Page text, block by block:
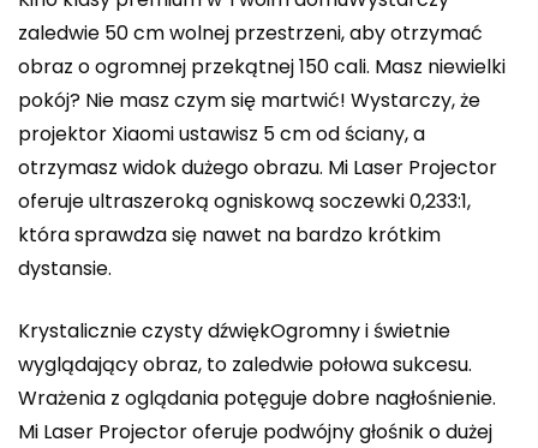
zaledwie 50 cm wolnej przestrzeni, aby otrzymać
obraz o ogromnej przekątnej 150 cali. Masz niewielki
pokój? Nie masz czym się martwić! Wystarczy, że
projektor Xiaomi ustawisz 5 cm od ściany, a
otrzymasz widok dużego obrazu. Mi Laser Projector
oferuje ultraszeroką ogniskową soczewki 0,233:1,
która sprawdza się nawet na bardzo krótkim
dystansie.
Krystalicznie czysty dźwiękOgromny i świetnie
wyglądający obraz, to zaledwie połowa sukcesu.
Wrażenia z oglądania potęguje dobre nagłośnienie.
Mi Laser Projector oferuje podwójny głośnik o dużej